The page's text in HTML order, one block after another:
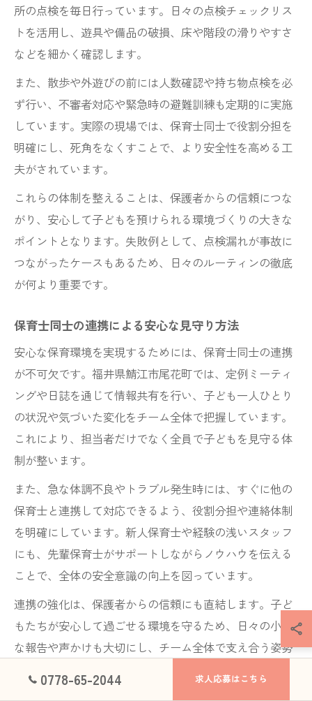
所の点検を毎日行っています。日々の点検チェックリス
トを活用し、遊具や備品の破損、床や階段の滑りやすさ
などを細かく確認します。
また、散歩や外遊びの前には人数確認や持ち物点検を必
ず行い、不審者対応や緊急時の避難訓練も定期的に実施
しています。実際の現場では、保育士同士で役割分担を
明確にし、死角をなくすことで、より安全性を高める工
夫がされています。
これらの体制を整えることは、保護者からの信頼につな
がり、安心して子どもを預けられる環境づくりの大きな
ポイントとなります。失敗例として、点検漏れが事故に
つながったケースもあるため、日々のルーティンの徹底
が何より重要です。
保育士同士の連携による安心な見守り方法
安心な保育環境を実現するためには、保育士同士の連携
が不可欠です。福井県鯖江市尾花町では、定例ミーティ
ングや日誌を通じて情報共有を行い、子ども一人ひとり
の状況や気づいた変化をチーム全体で把握しています。
これにより、担当者だけでなく全員で子どもを見守る体
制が整います。
また、急な体調不良やトラブル発生時には、すぐに他の
保育士と連携して対応できるよう、役割分担や連絡体制
を明確にしています。新人保育士や経験の浅いスタッフ
にも、先輩保育士がサポートしながらノウハウを伝える
ことで、全体の安全意識の向上を図っています。
連携の強化は、保護者からの信頼にも直結します。子ど
もたちが安心して過ごせる環境を守るため、日々の小さ
な報告や声かけも大切にし、チーム全体で支え合う姿勢
0778-65-2044 求人応募はこちら